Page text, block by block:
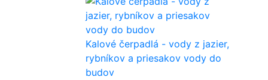
Kalové čerpadlá - vody z jazier,
rybníkov a priesakov vody do
budov